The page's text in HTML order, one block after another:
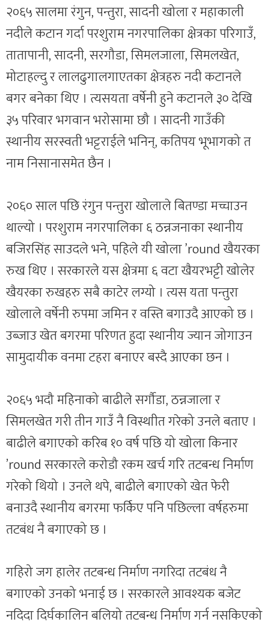
२०६५ सालमा रंगुन, पन्तुरा, सादनी खोला र महाकाली
नदीले कटान गर्दा परशुराम नगरपालिका क्षेत्रका परिगाउँ,
तातापानी, सादनी, सरगौडा, सिमलजाला, सिमलखेत,
मोटाहल्दु र लालढुगालगाएतका क्षेत्रहरु नदी कटानले
बगर बनेका थिए । त्यसयता वर्षेनी हुने कटानले ३० देखि
३५ परिवार भगवान भरोसामा छौ । सादनी गाउँकी
स्थानीय सरस्वती भट्टराईले भनिन्, कतिपय भूभागको त
नाम निसानासमेत छैन ।
२०६० साल पछि रंगुन पन्तुरा खोलाले बितण्डा मच्चाउन
थाल्यो । परशुराम नगरपालिका ६ ठन्नजनाका स्थानीय
बजिरसिंह साउदले भने, पहिले यी खोला ’round खैयरका
रुख थिए । सरकारले यस क्षेत्रमा ६ वटा खैयरभट्टी खोलेर
खैयरका रुखहरु सबै काटेर लग्यो । त्यस यता पन्तुरा
खोलाले वर्षेनी रुपमा जमिन र वस्ति बगाउदै आएको छ ।
उब्जाउ खेत बगरमा परिणत हुदा स्थानीय ज्यान जोगाउन
सामुदायीक वनमा टहरा बनाएर बस्दै आएका छन ।
२०६५ भदौ महिनाको बाढीले सर्गौडा, ठन्नजाला र
सिमलखेत गरी तीन गाउँ नै विस्थाीत गरेको उनले बताए ।
बाढीले बगाएको करिब १० वर्ष पछि यो खोला किनार
’round सरकारले करोडौ रकम खर्च गरि तटबन्ध निर्माण
गरेको थियो । उनले थपे, बाढीले बगाएको खेत फेरी
बनाउदै स्थानीय बगरमा फर्किए पनि पछिल्ला वर्षहरुमा
तटबंध नै बगाएको छ ।
गहिरो जग हालेर तटबन्ध निर्माण नगरिदा तटबंध नै
बगाएको उनको भनाई छ । सरकारले आवश्यक बजेट
नदिदा दिर्घकालिन बलियो तटबन्ध निर्माण गर्न नसकिएको